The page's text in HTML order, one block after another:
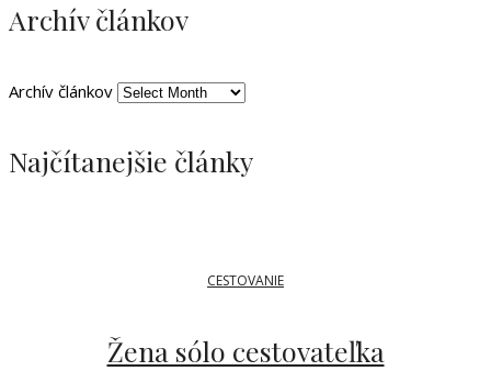
Archív článkov
Archív článkov
Najčítanejšie články
CESTOVANIE
Žena sólo cestovateľka